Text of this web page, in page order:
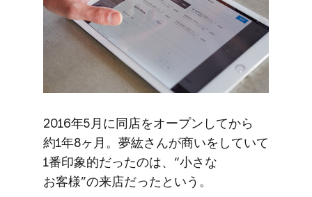
2016年5月に​同店を​オープンしてから​
約1年8ヶ月。​夢紘さんが​商いを​していて​
1番印象的だったのは、​“小さな​
お客様”の​来店だったと​いう。